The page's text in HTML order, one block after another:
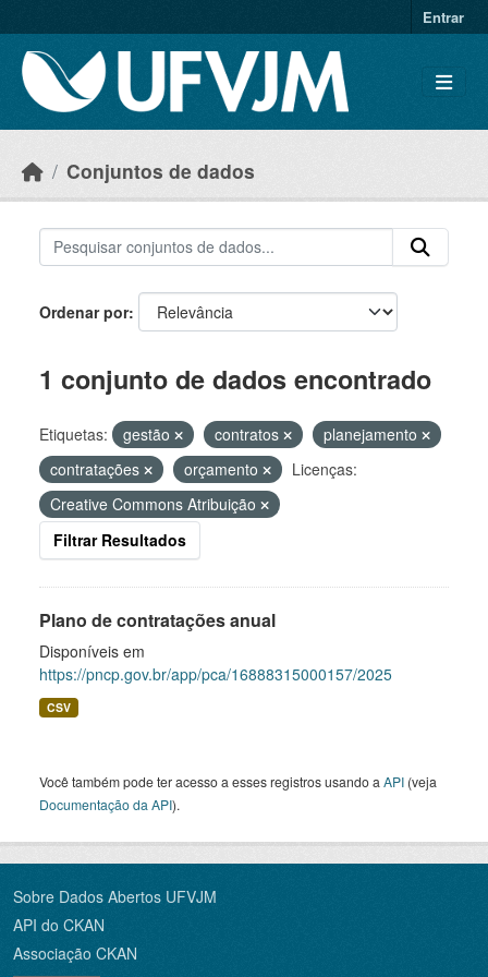
Entrar
Conjuntos de dados
Ordenar por
1 conjunto de dados encontrado
Etiquetas: gestão contratos
planejamento
contratações
orçamento
Licenças:
Creative Commons Atribuição
Filtrar Resultados
Plano de contratações anual
Disponíveis em
https://pncp.gov.br/app/pca/16888315000157/2025
CSV
Você também pode ter acesso a esses registros usando a API (veja
Documentação da API).
Sobre Dados Abertos UFVJM
API do CKAN
Associação CKAN